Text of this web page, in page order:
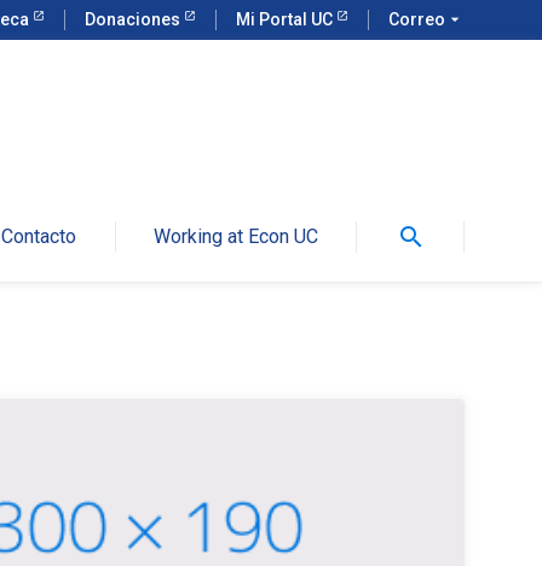
Donaciones Mi Portal UC Correo arrow_drop_down
Contacto Working at Econ UC search